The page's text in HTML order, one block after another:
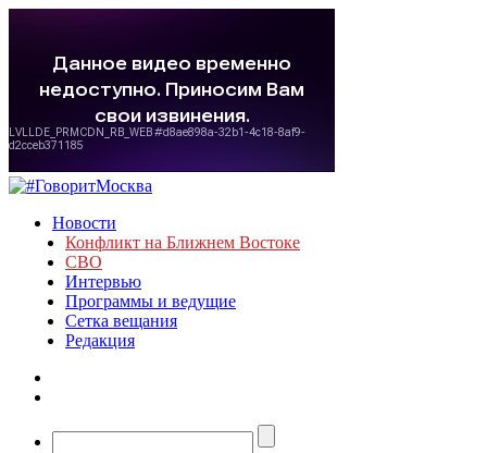
Новости
Конфликт на Ближнем Востоке
СВО
Интервью
Программы и ведущие
Сетка вещания
Редакция